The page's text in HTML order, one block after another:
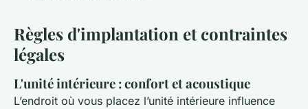
Règles d'implantation et contraintes
légales
L'unité intérieure : confort et acoustique
L’endroit où vous placez l’unité intérieure influence